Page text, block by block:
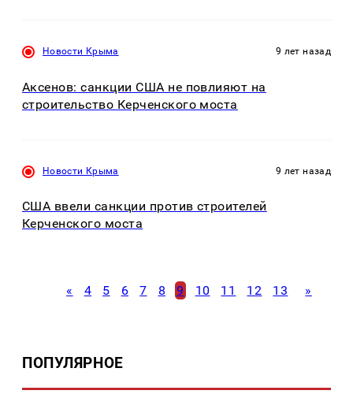
Новости Крыма 9 лет назад
Аксенов: санкции США не повлияют на
строительство Керченского моста
Новости Крыма 9 лет назад
США ввели санкции против строителей
Керченского моста
« 4 5 6 7 8 9 10 11 12 13 »
ПОПУЛЯРНОЕ